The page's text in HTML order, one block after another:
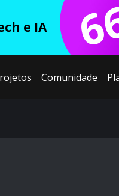
e IA
Comunidade